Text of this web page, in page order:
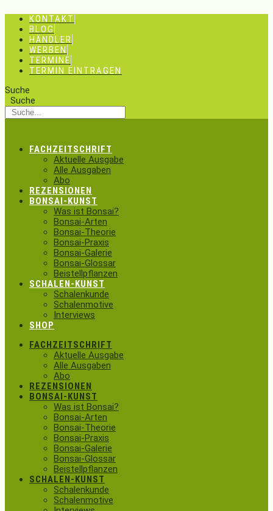
Inhalt
springen
KONTAKT
BLOG
HÄNDLER
WERBEN
TERMINE
TERMIN EINTRAGEN
Suche
Suche
FACHZEITSCHRIFT
Aktuelle Ausgabe
Alle Ausgaben
Abo
REZENSIONEN
BONSAI-KUNST
Was ist Bonsai?
Bonsai-Arten
Bonsai-Theorie
Bonsai-Praxis
Bonsai-Galerie
Bonsai-Glossar
Beistellpflanzen
SCHALEN-KUNST
Schalenkunde
Schalenmotive
Interviews
SHOP
FACHZEITSCHRIFT
Aktuelle Ausgabe
Alle Ausgaben
Abo
REZENSIONEN
BONSAI-KUNST
Was ist Bonsai?
Bonsai-Arten
Bonsai-Theorie
Bonsai-Praxis
Bonsai-Galerie
Bonsai-Glossar
Beistellpflanzen
SCHALEN-KUNST
Schalenkunde
Schalenmotive